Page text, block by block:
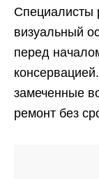
Специалисты
визуальный
перед
замеченные
ремонт без